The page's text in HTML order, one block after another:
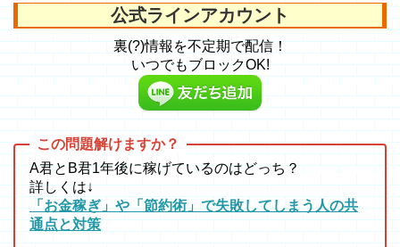
公式ラインアカウント
裏(?)情報を不定期で配信！
いつでもブロックOK!
A君とB君1年後に稼げているのはどっち？
詳しくは↓
「お金稼ぎ」や「節約術」で失敗してしまう人の共
通点と対策